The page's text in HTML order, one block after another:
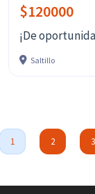
$120000
¡De
Saltillo
1 2 3